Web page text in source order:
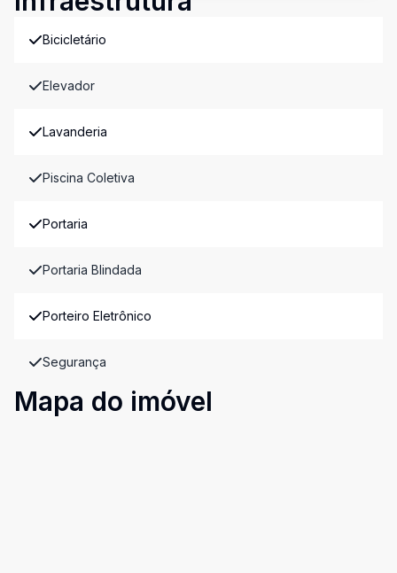
Bicicletário
Elevador
Lavanderia
Piscina Coletiva
Portaria
Portaria Blindada
Porteiro Eletrônico
Segurança
Mapa do imóvel